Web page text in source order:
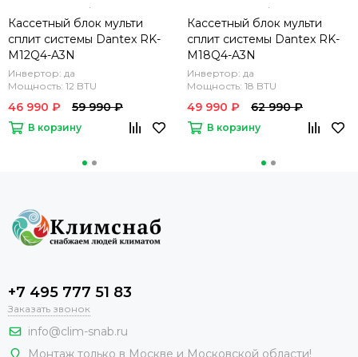
Кассетный блок мульти
сплит системы Dantex RK-
M12Q4-A3N
Инвертор: да
Мощность: 12 BTU
46 990 ₽ 59 990 ₽
В корзину
Кассетный блок мульти
сплит системы Dantex RK-
M18Q4-A3N
Инвертор: да
Мощность: 18 BTU
49 990 ₽ 62 990 ₽
В корзину
+7 495 777 51 83
Заказать звонок
info@clim-snab.ru
Монтаж только в Москве и Московской области!